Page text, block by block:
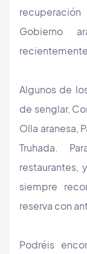
Gobierno
Algunos de
de senglar,
Olla aranesa,
Truhada.
restaurantes,
siempre
reserva con
Podréis